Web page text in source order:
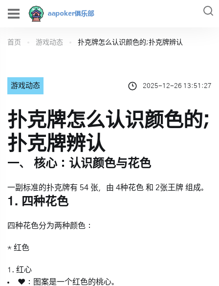
首页 游戏动态 扑克牌怎么认识颜色的;扑克牌辨认
游戏动态 2025-12-26 13:51:27
扑克牌怎么认识颜色的;
扑克牌辨认
一、 核心：认识颜色与花色
一副标准的扑克牌有 54 张，由 4种花色 和 2张王牌 组成。
1. 四种花色
四种花色分为两种颜色：
* 红色
1. 红心
❤️：图案是一个红色的桃心。